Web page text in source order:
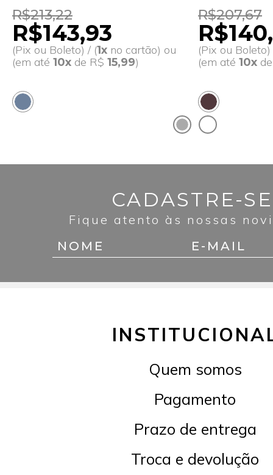
R$213,22
R$143,93
(Pix ou Boleto) / (1x no cartão) ou
(em até 10x de R$ 15,99)
R$207,67
(Pix ou Boleto)
(em até 10x
CADASTRE-
Fique atento às nossas
Quem somos
Pagamento
Prazo de entrega
Troca e devolução